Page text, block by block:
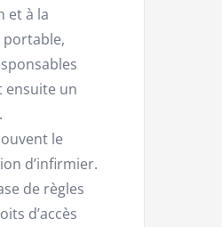
et à la
portable,
ensuite un
le
d’infirmier.
de règles
d’accès